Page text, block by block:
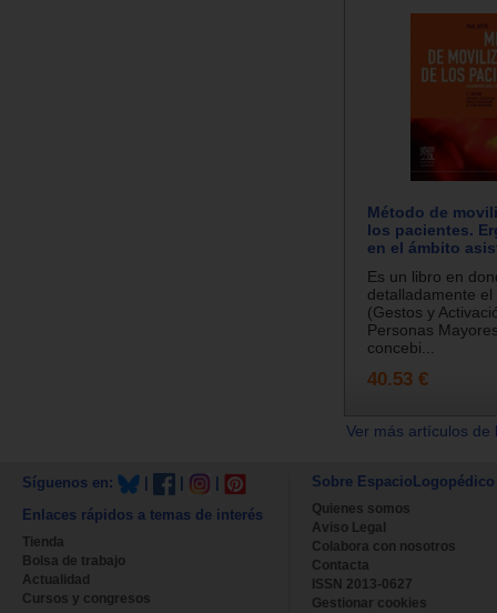
Método de
los pacientes.
en el ámbito
Es un libro en
detalladamente el
(Gestos y
Personas
concebi...
40.53 €
Ver más artículos
Síguenos en:
Enlaces rápidos a temas de interés
Tienda
Bolsa de trabajo
Actualidad
Cursos y congresos
Sobre EspacioLogopédico
Quienes somos
Aviso Legal
Colabora con nosotros
Contacta
ISSN 2013-0627
Gestionar cookies